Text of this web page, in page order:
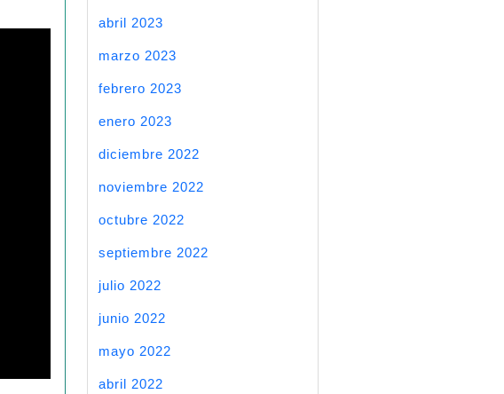
abril 2023
marzo 2023
febrero 2023
enero 2023
diciembre 2022
noviembre 2022
octubre 2022
septiembre 2022
julio 2022
junio 2022
mayo 2022
abril 2022